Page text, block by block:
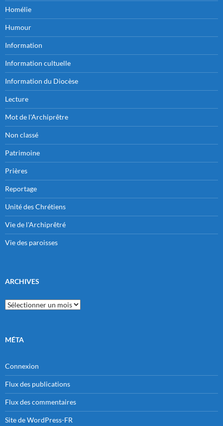
Homélie
Humour
Information
Information cultuelle
Information du Diocèse
Lecture
Mot de l'Archiprêtre
Non classé
Patrimoine
Prières
Reportage
Unité des Chrétiens
Vie de l'Archiprêtré
Vie des paroisses
ARCHIVES
Archives
MÉTA
Connexion
Flux des publications
Flux des commentaires
Site de WordPress-FR